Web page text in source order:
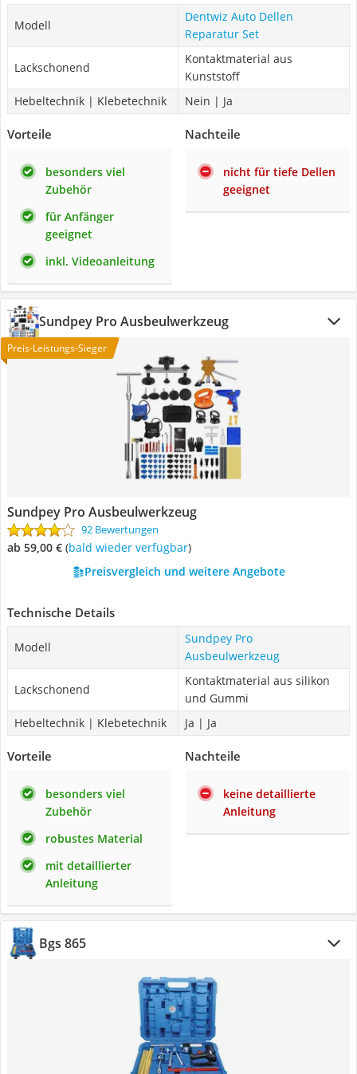
Modell
Dentwiz Auto Dellen
Reparatur Set
Lackschonend
Kontaktmaterial aus
Kunststoff
Hebeltechnik | Klebetechnik
Nein | Ja
Vorteile
besonders viel
Zubehör
für Anfänger
geeignet
inkl. Videoanleitung
Nachteile
nicht für tiefe Dellen
geeignet
Sundpey Pro Ausbeulwerkzeug
Preis-Leistungs-Sieger
Sundpey Pro Ausbeulwerkzeug
92 Bewertungen
ab 59,00 € ( Bald wieder verfügbar)
Preisvergleich und weitere Angebote
Technische Details
Modell
Sundpey Pro
Ausbeulwerkzeug
Lackschonend
Kontaktmaterial aus silikon
und Gummi
Hebeltechnik | Klebetechnik
Ja | Ja
Vorteile
besonders viel
Zubehör
robustes Material
mit detaillierter
Anleitung
Nachteile
keine detaillierte
Anleitung
Bgs 865